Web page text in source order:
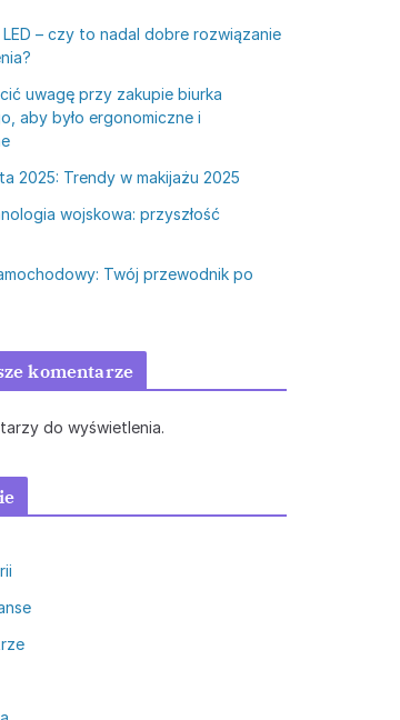
– czy to nadal dobre rozwiązanie
uwagę przy zakupie biurka
aby było ergonomiczne i
2025: Trendy w makijażu 2025
wojskowa: przyszłość
Twój przewodnik po
komentarze
do wyświetlenia.